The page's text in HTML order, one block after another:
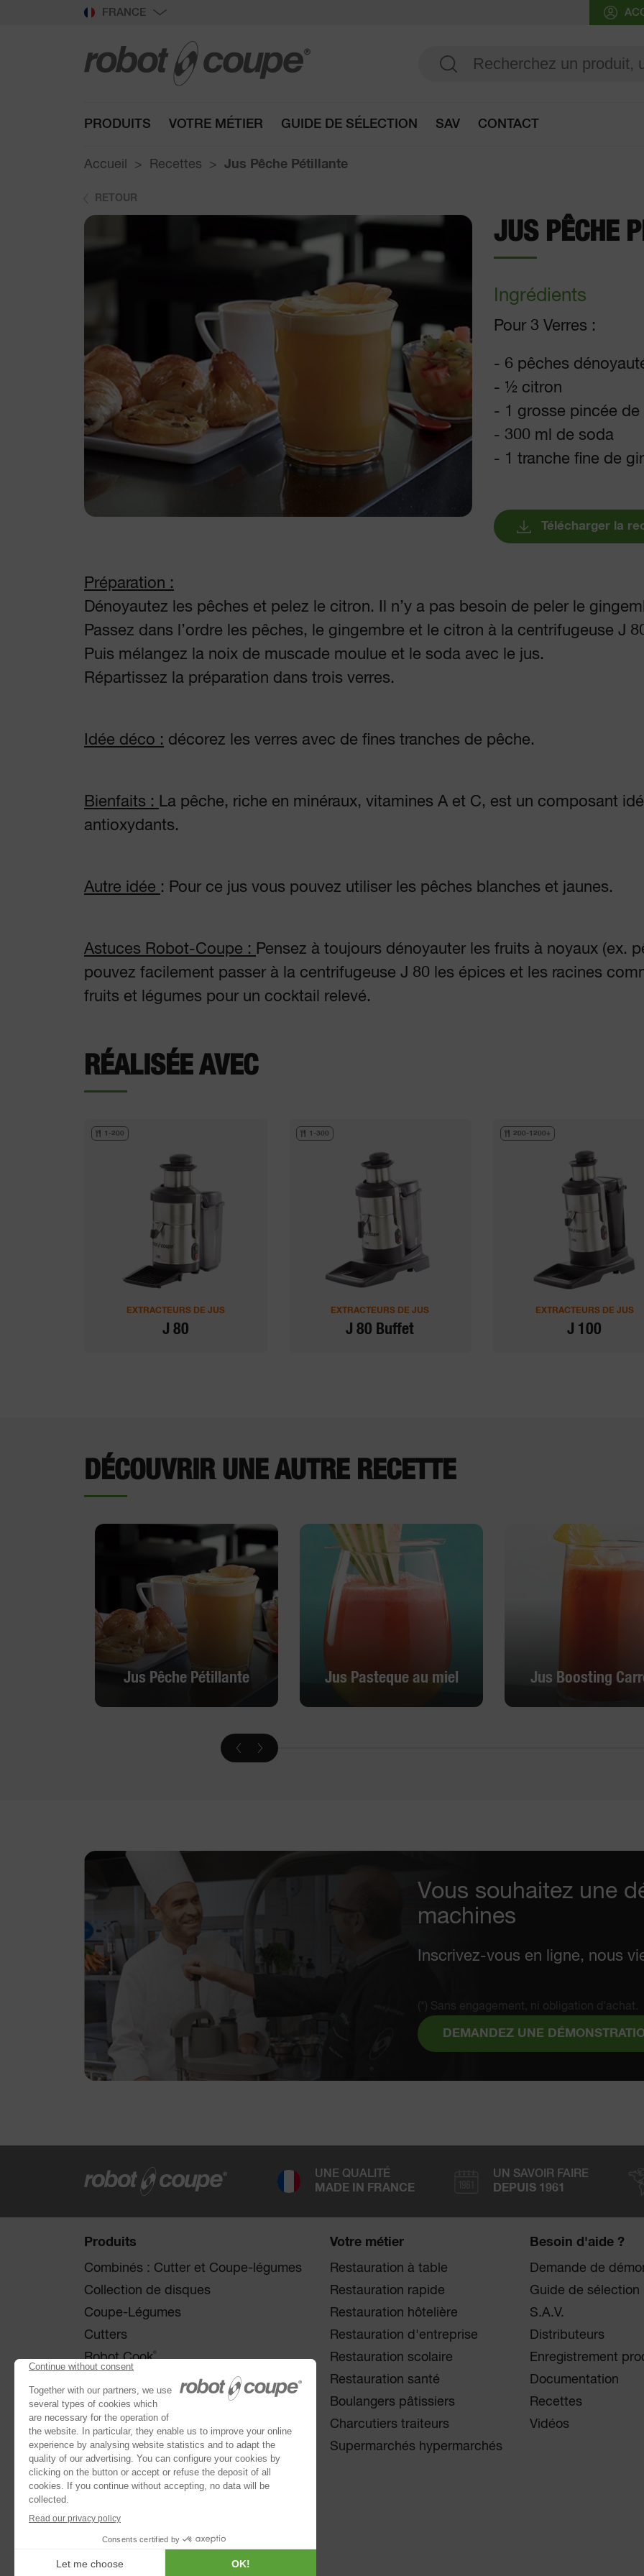
FRANCE
PRODUITS VOTRE MÉTIER GUIDE DE SÉLECTION SAV CONTACT
Accueil Recettes Jus Pêche Pétillante
RETOUR
JUS PÊCHE
Ingrédients
Pour 3 Verres :
- 6 pêches
- ½ citron
- 1 grosse pincée
- 300 ml de soda
- 1 tranche fine de
Télécharger la
Préparation :
Dénoyautez les pêches et pelez le citron. Il n’y a pas besoin de peler le
Passez dans l’ordre les pêches, le gingembre et le citron à la centrifugeuse J
Puis mélangez la noix de muscade moulue et le soda avec le jus.
Répartissez la préparation dans trois verres.
Idée déco : décorez les verres avec de fines tranches de pêche.
Bienfaits : La pêche, riche en minéraux, vitamines A et C, est un composant
antioxydants.
Autre idée : Pour ce jus vous pouvez utiliser les pêches blanches et jaunes.
Astuces Robot-Coupe : Pensez à toujours dénoyauter les fruits à noyaux (ex.
pouvez facilement passer à la centrifugeuse J 80 les épices et les racines
fruits et légumes pour un cocktail relevé.
RÉALISÉE AVEC
1-200
EXTRACTEURS DE JUS
J 80
1-300
EXTRACTEURS DE JUS
J 80 Buffet
200-1200+
EXTRACTEURS DE JUS
J 100
DÉCOUVRIR UNE AUTRE RECETTE
Jus Pêche Pétillante
Jus Pêche Pétillante
Jus Pasteque au miel Jus Boosting
Vous souhaitez une
machines
Inscrivez-vous en ligne, nous
(*) Sans engagement, ni obligation d'achat.
DEMANDEZ UNE
UNE QUALITÉ
MADE IN FRANCE
UN SAVOIR FAIRE
DEPUIS 1961
Produits
Combinés : Cutter et Coupe-légumes
Collection de disques
Coupe-Légumes
Cutters
Robot Cook®
Kitchen Blenders
Mixeurs plongeants
Extracteurs de jus
Tamis automatiques
Batteurs Mélangeurs
Eplucheuses
Essoreuses
Trancheurs à Pain
Votre métier
Restauration à table
Restauration rapide
Restauration hôtelière
Restauration d'entreprise
Restauration scolaire
Restauration santé
Boulangers pâtissiers
Charcutiers traiteurs
Supermarchés hypermarchés
Besoin d'aide ?
Demande de
Guide de sélection
S.A.V.
Distributeurs
Enregistrement
Documentation
Recettes
Vidéos
Accès au guide de sélection